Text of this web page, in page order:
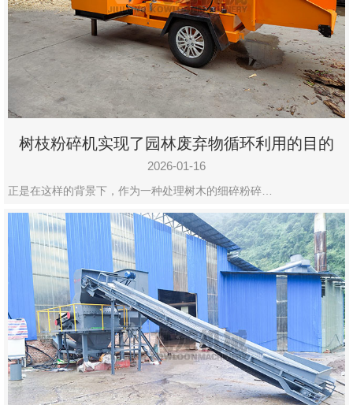
树枝粉碎机实现了园林废弃物循环利用的目的
2026-01-16
正是在这样的背景下，作为一种处理树木的细碎粉碎…